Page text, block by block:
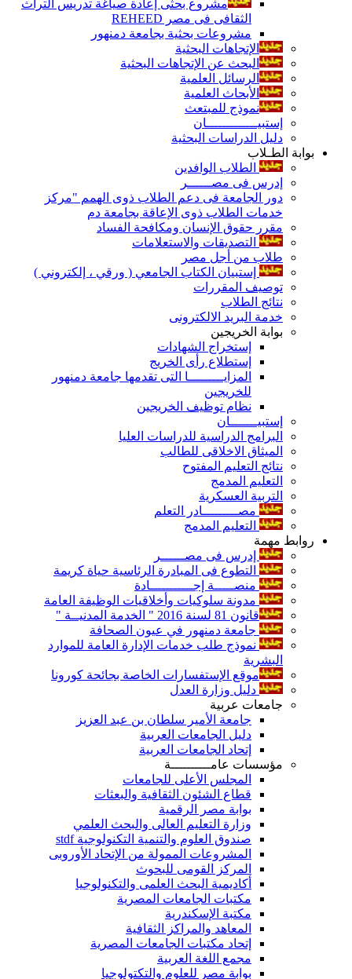
مشروع بحثى إعادة صياغة تدريس التراث
الثقافى فى مصر REHEED
مشروعات بحثية بجامعة دمنهور
الإتجاهات البحثية
البحث عن الإتجاهات البحثية
الرسائل العلمية
الأبحاث العلمية
نموذج للمبتعث
إستبيـــــــــــــان
دليل الدراسات البحثية
بوابة الطـلاب
الطلاب الوافدين
إدرس فى مصــــــر
دور الجامعة فى دعم الطلاب ذوى الهمم "مركز
خدمات الطلاب ذوى الإعاقة بجامعة دم
مقرر حقوق الإنسان ومكافحة الفساد
التصديقات والاستعلامات
طلاب من أجل مصر
إستبيان الكتاب الجامعي ( ورقي ، إلكتروني )
توصيف المقررات
نتائج الطلاب
خدمة البريد الالكترونى
بوابة الخريجين
إستخراج الشهادات
إستطلاع رأى الخريج
المزايـــــــــا التى تقدمها جامعة دمنهور
للخريجين
نظام توظيف الخريجين
إستبيـــــــان
البرامج الدراسية للدراسات العليا
الميثاق الاخلاقى للطالب
نتائج التعليم المفتوح
التعليم المدمج
التربية العسكرية
مصـــــــــادر التعلم
التعليم المدمج
روابط مهمة
إدرس فى مصــــــر
التطوع فى المبادرة الرئاسية حياة كريمة
منصـــــة إجـــــــــــادة
مدونة سلوكيات وأخلاقيات الوظيفة العامة
قانون 81 لسنة 2016 " الخدمة المدنيــة "
جامعة دمنهور في عيون الصحافة
نموذج طلب خدمات الإدارة العامة للموارد
البشرية
موقع الإستفسارات الخاصة بجائحة كورونا
دليل وزارة العدل
جامعات عربية
جامعة الأمير سلطان بن عبد العزيز
دليل الجامعات العربية
إتحاد الجامعات العربية
مؤسسات عامــــــــــة
المجلس الأعلى للجامعات
قطاع الشئون الثقافية والبعثات
بوابة مصر الرقمية
وزارة التعليم العالى والبحث العلمي
صندوق العلوم والتنمية التكنولوجية stdf
المشروعات الممولة من الإتحاد الأوروبى
المركز القومى للبحوث
أكاديمية البحث العلمى والتكنولوجيا
مكتبات الجامعات المصرية
مكتبة الإسكندرية
المعاهد والمراكز الثقافية
إتحاد مكتبات الجامعات المصرية
مجمع اللغة العربية
بوابة مصر للعلوم والتكتولوجيا